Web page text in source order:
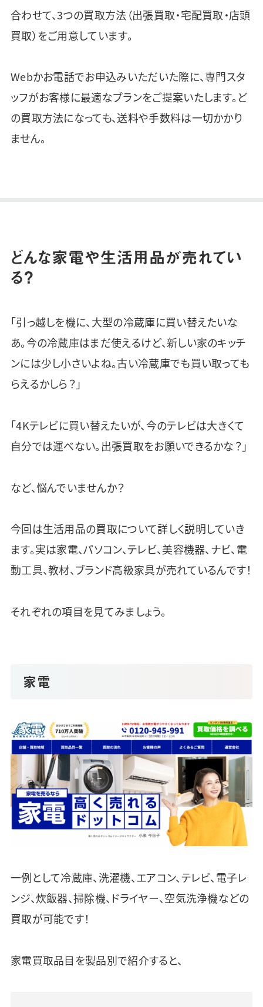
合わせて、3つの買取方法（出張買取・宅配買取・店頭
買取）をご用意しています。
Webかお電話でお申込みいただいた際に、専門スタ
ッフがお客様に最適なプランをご提案いたします。ど
の買取方法になっても、送料や手数料は一切かかり
ません。
どんな家電や生活用品が売れてい
る？
「引っ越しを機に、大型の冷蔵庫に買い替えたいな
あ。今の冷蔵庫はまだ使えるけど、新しい家のキッチ
ンには少し小さいよね。古い冷蔵庫でも買い取っても
らえるかしら？」
「4Kテレビに買い替えたいが、今のテレビは大きくて
自分では運べない。出張買取をお願いできるかな？」
など、悩んでいませんか？
今回は生活用品の買取について詳しく説明していき
ます。実は家電、パソコン、テレビ、美容機器、ナビ、電
動工具、教材、ブランド高級家具が売れているんです！
それぞれの項目を見てみましょう。
家電
一例として冷蔵庫、洗濯機、エアコン、テレビ、電子レ
ンジ、炊飯器、掃除機、ドライヤー、空気洗浄機などの
買取が可能です！
家電買取品目を製品別で紹介すると、